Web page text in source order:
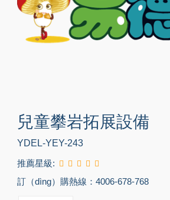
兒童攀岩拓展設備
YDEL-YEY-243
推薦星級:
訂（dìng）購熱線：4006-678-768